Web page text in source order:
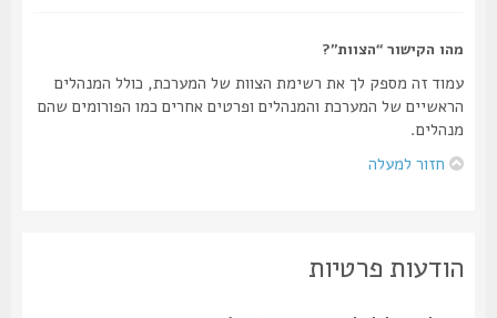
מהו הקישור “הצוות”?
עמוד זה מספק לך את רשימת הצוות של המערכת, כולל המנהלים
הראשיים של המערכת והמנהלים ופרטים אחרים כמו הפורומים שהם
מנהלים.
חזור למעלה
הודעות פרטיות